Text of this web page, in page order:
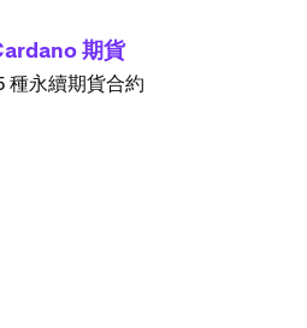
期貨
種永續期貨合約